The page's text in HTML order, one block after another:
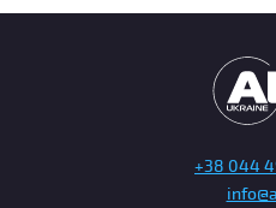
кишку, поджелудочную и
диагностировать причину
исследовать таз и органы
обнаружить жидкость в
+38 044